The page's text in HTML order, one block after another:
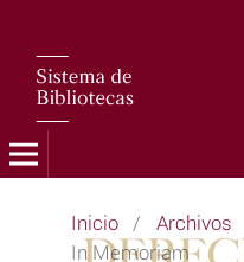
Inicio / Archivos
In Memoriam